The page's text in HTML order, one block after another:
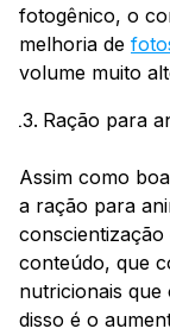
fotogênico, o
melhoria de
volume muito
Ração para
Assim como
a ração para
conteúdo, que
nutricionais que
disso é o